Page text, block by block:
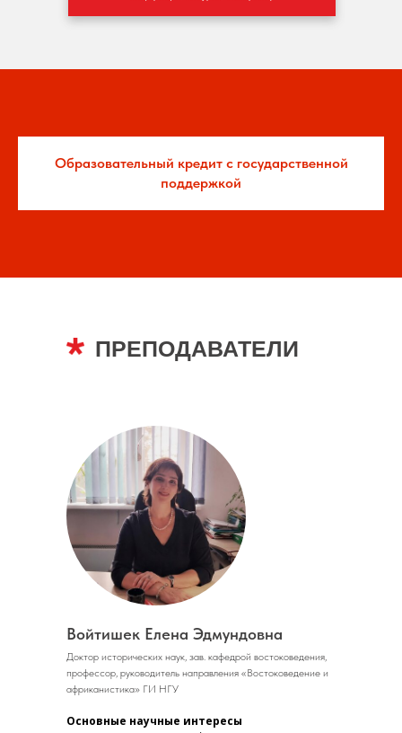
Образовательный кредит с государственной
поддержкой
ПРЕПОДАВАТЕЛИ
Войтишек Елена Эдмундовна
Доктор исторических наук, зав. кафедрой востоковедения,
профессор, руководитель направления «Востоковедение и
африканистика» ГИ НГУ
Основные научные интересы